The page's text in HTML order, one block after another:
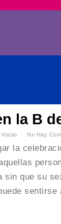
la B
No Hay
la
que su